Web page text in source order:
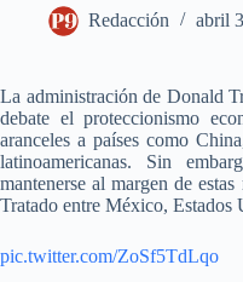
Redacción abril
La administración de Donald
debate el proteccionismo
aranceles a países como
latinoamericanas. Sin
mantenerse al margen de
Tratado entre México,
pic.twitter.com/ZoSf5TdLqo